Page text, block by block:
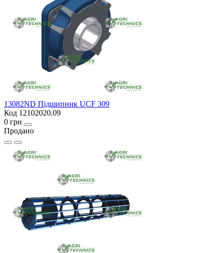
13082ND Підшипник UCF 309
Код 12102020.09
0 грн
Продано